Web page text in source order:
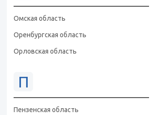
Омская область
Оренбургская область
Орловская область
П
Пензенская область